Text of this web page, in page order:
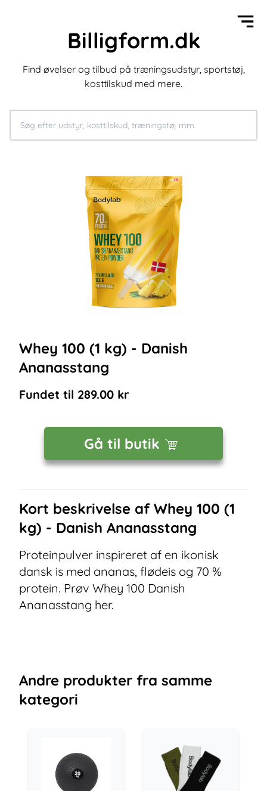
Billigform.dk
Find øvelser og tilbud på træningsudstyr, sportstøj,
kosttilskud med mere.
Whey 100 (1 kg) - Danish
Ananasstang
Fundet til 289.00 kr
Gå til butik
Kort beskrivelse af Whey 100 (1
kg) - Danish Ananasstang
Proteinpulver inspireret af en ikonisk
dansk is med ananas, flødeis og 70 %
protein. Prøv Whey 100 Danish
Ananasstang her.
Andre produkter fra samme
kategori